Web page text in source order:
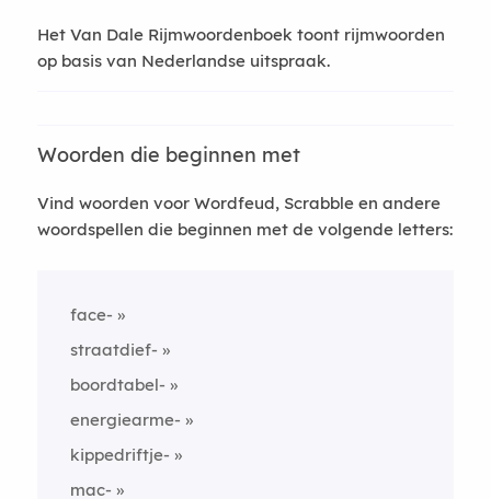
Het Van Dale Rijmwoordenboek toont rijmwoorden
op basis van Nederlandse uitspraak.
Woorden die beginnen met
Vind woorden voor Wordfeud, Scrabble en andere
woordspellen die beginnen met de volgende letters:
face-
straatdief-
boordtabel-
energiearme-
kippedriftje-
mac-